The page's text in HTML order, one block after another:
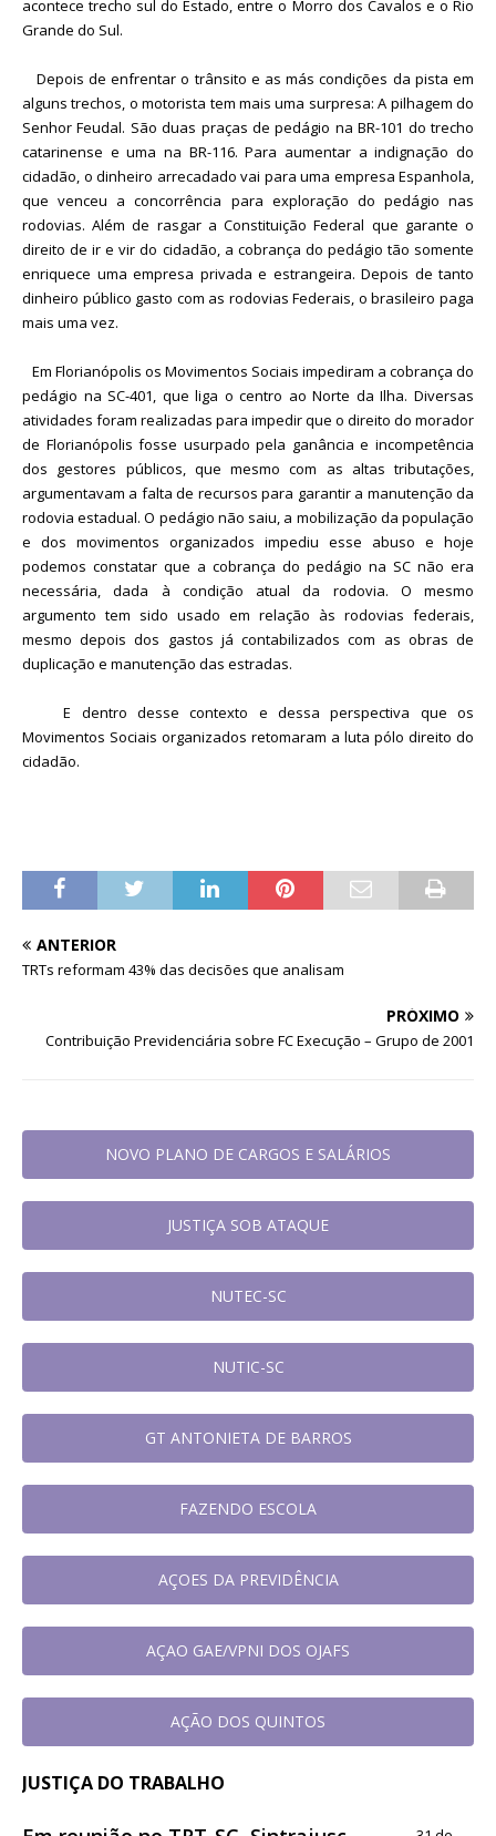
acontece trecho sul do Estado, entre o Morro dos Cavalos e o Rio
Grande do Sul.
Depois de enfrentar o trânsito e as más condições da pista em
alguns trechos, o motorista tem mais uma surpresa: A pilhagem do
Senhor Feudal. São duas praças de pedágio na BR-101 do trecho
catarinense e uma na BR-116. Para aumentar a indignação do
cidadão, o dinheiro arrecadado vai para uma empresa Espanhola,
que venceu a concorrência para exploração do pedágio nas
rodovias. Além de rasgar a Constituição Federal que garante o
direito de ir e vir do cidadão, a cobrança do pedágio tão somente
enriquece uma empresa privada e estrangeira. Depois de tanto
dinheiro público gasto com as rodovias Federais, o brasileiro paga
mais uma vez.
Em Florianópolis os Movimentos Sociais impediram a cobrança do
pedágio na SC-401, que liga o centro ao Norte da Ilha. Diversas
atividades foram realizadas para impedir que o direito do morador
de Florianópolis fosse usurpado pela ganância e incompetência
dos gestores públicos, que mesmo com as altas tributações,
argumentavam a falta de recursos para garantir a manutenção da
rodovia estadual. O pedágio não saiu, a mobilização da população
e dos movimentos organizados impediu esse abuso e hoje
podemos constatar que a cobrança do pedágio na SC não era
necessária, dada à condição atual da rodovia. O mesmo
argumento tem sido usado em relação às rodovias federais,
mesmo depois dos gastos já contabilizados com as obras de
duplicação e manutenção das estradas.
E dentro desse contexto e dessa perspectiva que os
Movimentos Sociais organizados retomaram a luta pólo direito do
cidadão.
ANTERIOR
TRTs reformam 43% das decisões que analisam
PRÓXIMO
Contribuição Previdenciária sobre FC Execução – Grupo de 2001
NOVO PLANO DE CARGOS E SALÁRIOS
JUSTIÇA SOB ATAQUE
NUTEC-SC
NUTIC-SC
GT ANTONIETA DE BARROS
FAZENDO ESCOLA
AÇOES DA PREVIDÊNCIA
AÇAO GAE/VPNI DOS OJAFS
AÇÃO DOS QUINTOS
JUSTIÇA DO TRABALHO